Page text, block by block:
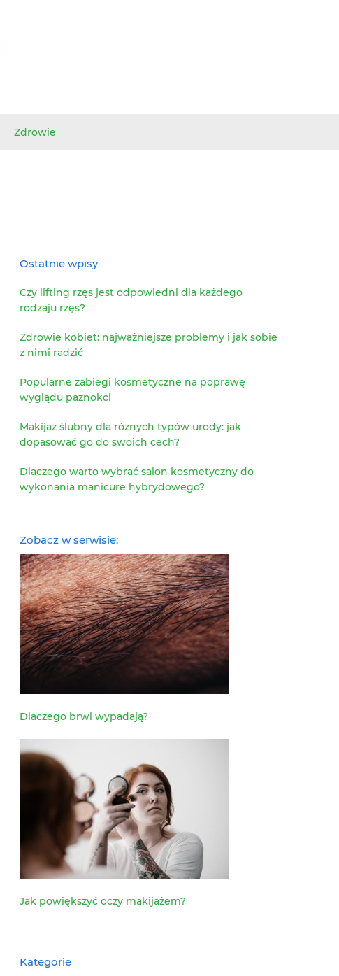
Zdrowie
Ostatnie wpisy
Czy lifting rzęs jest odpowiedni dla każdego
rodzaju rzęs?
Zdrowie kobiet: najważniejsze problemy i jak sobie
z nimi radzić
Popularne zabiegi kosmetyczne na poprawę
wyglądu paznokci
Makijaż ślubny dla różnych typów urody: jak
dopasować go do swoich cech?
Dlaczego warto wybrać salon kosmetyczny do
wykonania manicure hybrydowego?
Zobacz w serwisie:
Dlaczego brwi wypadają?
Jak powiększyć oczy makijażem?
Kategorie